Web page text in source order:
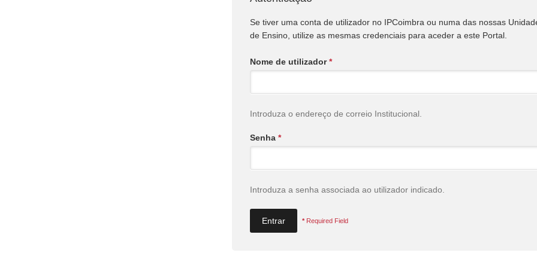
Se tiver uma conta de utilizador no IPCoimbra ou numa das nossas
de Ensino, utilize as mesmas credenciais para aceder a este Portal.
Nome de utilizador*
Introduza o endereço de correio Institucional.
Senha *
Introduza a senha associada ao utilizador indicado.
* Required Field